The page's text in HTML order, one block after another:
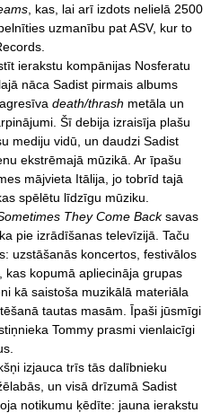
, kas, lai arī izdots nelielā 2500
uzmanību pat ASV, kur to
ierakstu kompānijas Nosferatu
nāca Sadist pirmais albums
death/thrash metāla un
Šī debija izraisīja plašu
mediju vidū, un daudzi Sadist
ekstrēmajā mūzikā. Ar īpašu
mājvieta Itālija, jo tobrīd tajā
spēlētu līdzīgu mūziku.
They Come Backsavas
pie izrādīšanas televīzijā. Taču
uzstāšanās koncertos, festivālos
kas kopumā apliecināja grupas
kā saistoša muzikālā materiāla
tautas masām. Īpaši jūsmīgi
Tommy prasmi vienlaicīgi
izjauca trīs tās dalībnieku
un visā drīzumā Sadist
notikumu ķēdīte: jauna ierakstu